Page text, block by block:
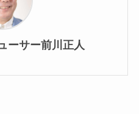
ーサー前川正人